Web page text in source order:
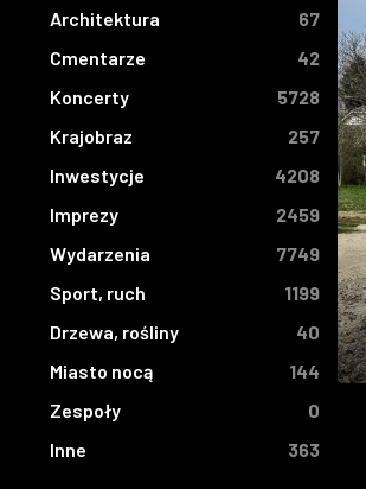
Architektura
67
Cmentarze
42
Koncerty
5728
Krajobraz
257
Inwestycje
4208
Imprezy
2459
Wydarzenia
7749
Sport, ruch
1199
Drzewa, rośliny
40
Miasto nocą
144
Zespoły
0
Inne
363